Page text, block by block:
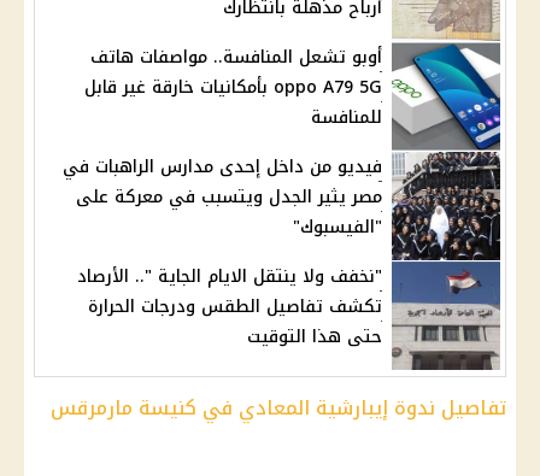
أرباح مذهلة بانتظارك
أوبو تشعل المنافسة.. مواصفات هاتف
oppo A79 5G بأمكانيات خارقة غير قابل
للمنافسة
فيديو من داخل إحدى مدارس الراهبات في
مصر يثير الجدل ويتسبب في معركة على
"الفيسبوك"
"نخفف ولا ينتقل الايام الجاية ".. الأرصاد
تكشف تفاصيل الطقس ودرجات الحرارة
حتى هذا التوقيت
تفاصيل ندوة إيبارشية المعادي في كنيسة مارمرقس